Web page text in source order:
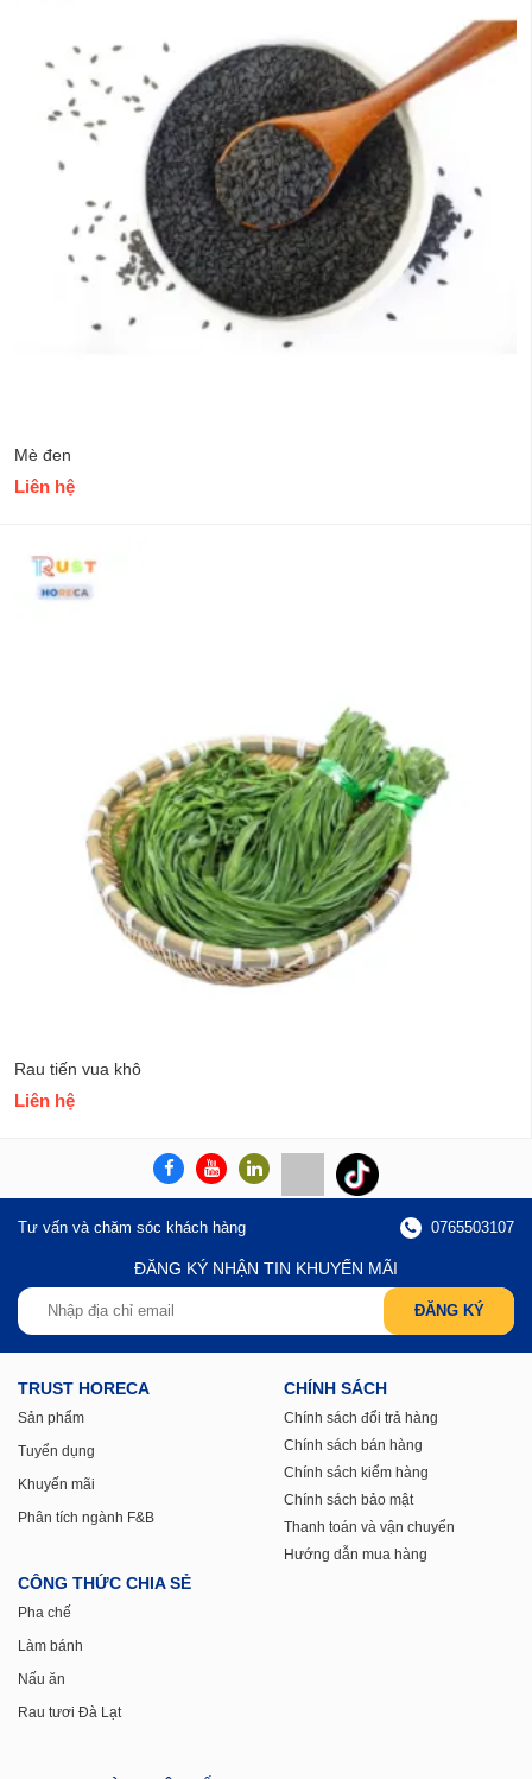
Mè đen
Liên hệ
Rau tiến vua khô
Liên hệ
Tư vấn và chăm sóc khách hàng 0765503107
ĐĂNG KÝ NHẬN TIN KHUYẾN MÃI
TRUST HORECA
Sản phẩm
Tuyển dụng
Khuyến mãi
Phân tích ngành F&B
CHÍNH SÁCH
Chính sách đổi trả hàng
Chính sách bán hàng
Chính sách kiểm hàng
Chính sách bảo mật
Thanh toán và vận chuyển
Hướng dẫn mua hàng
CÔNG THỨC CHIA SẺ
Pha chế
Làm bánh
Nấu ăn
Rau tươi Đà Lạt